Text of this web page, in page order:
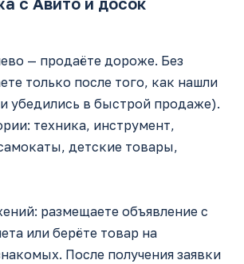
— продаёте дороже. Без
только после того, как нашли
убедились в быстрой продаже).
техника, инструмент,
детские товары,
размещаете объявление с
или берёте товар на
После получения заявки